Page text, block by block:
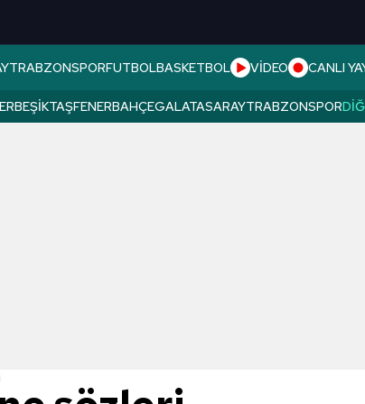
TRABZONSPORFUTBOLBASKETBOL VİDEO CANLI
BEŞIKTAŞFENERBAHÇEGALATASARAYTRABZONSPOR